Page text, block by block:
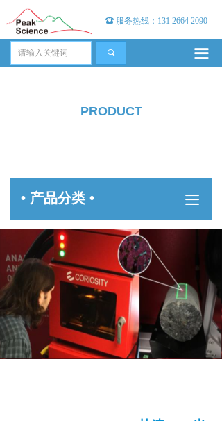
뀰 服务热线：131 2664 2090
끠 끀
PRODUCT
• 产品分类 • 끀